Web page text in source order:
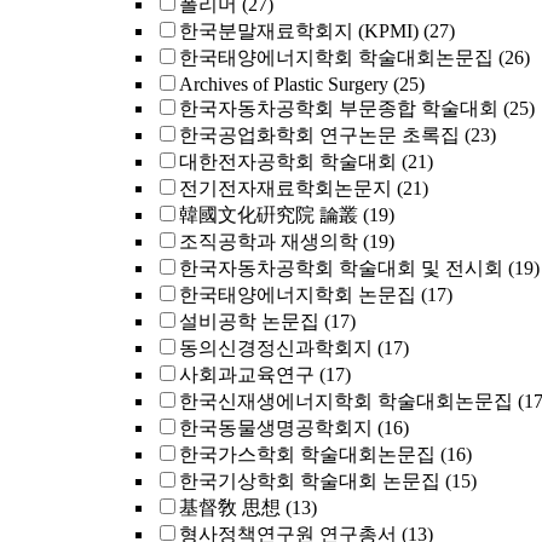
폴리머 (27)
한국분말재료학회지 (KPMI) (27)
한국태양에너지학회 학술대회논문집 (26)
Archives of Plastic Surgery (25)
한국자동차공학회 부문종합 학술대회 (25)
한국공업화학회 연구논문 초록집 (23)
대한전자공학회 학술대회 (21)
전기전자재료학회논문지 (21)
韓國文化硏究院 論叢 (19)
조직공학과 재생의학 (19)
한국자동차공학회 학술대회 및 전시회 (19)
한국태양에너지학회 논문집 (17)
설비공학 논문집 (17)
동의신경정신과학회지 (17)
사회과교육연구 (17)
한국신재생에너지학회 학술대회논문집
한국동물생명공학회지 (16)
한국가스학회 학술대회논문집 (16)
한국기상학회 학술대회 논문집 (15)
基督敎 思想 (13)
형사정책연구원 연구총서 (13)